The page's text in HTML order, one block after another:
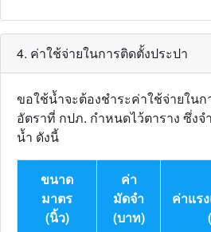
4. ค่าใช้จ่ายในการติดตั้งประปา
ขอใช้น้ำจะต้องชำระค่าใช้จ่ายใน
อัตราที่ กปภ. กำหนดไว้ตาราง ซึ่ง
น้ำ ดังนี้
ขนาด
มาตร
(นิ้ว)
ค่า
มัดจำ
(บาท)
ค่าแร